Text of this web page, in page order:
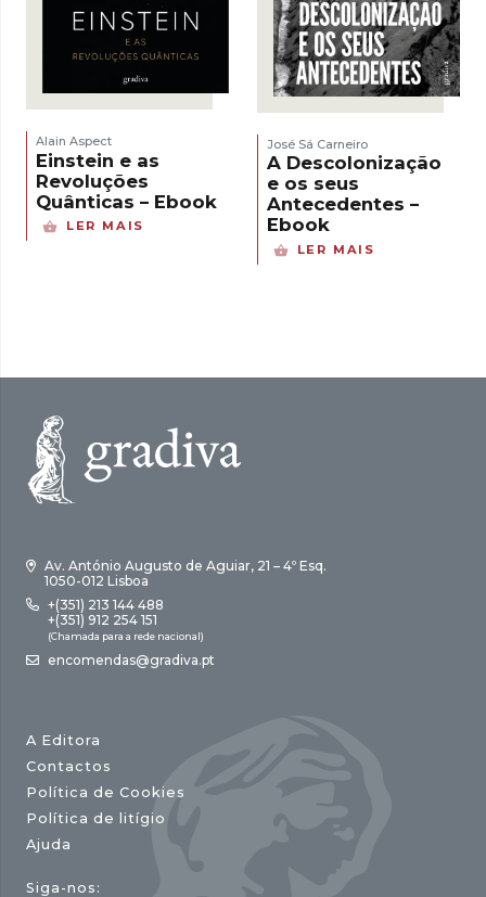
Alain Aspect
Einstein e as
Revoluções
Quânticas – Ebook
LER MAIS
José Sá Carneiro
A Descolonização
e os seus
Antecedentes –
Ebook
LER MAIS
Av. António Augusto de Aguiar, 21 – 4º Esq.
1050-012 Lisboa
+(351) 213 144 488
+(351) 912 254 151
(Chamada para a rede nacional)
encomendas@gradiva.pt
A Editora
Contactos
Política de Cookies
Política de litígio
Ajuda
Siga-nos: